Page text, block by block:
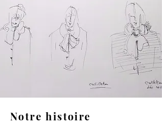
Notre histoire